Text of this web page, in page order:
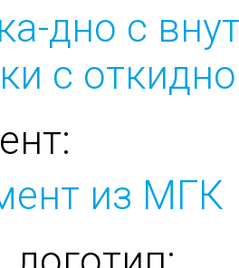
дно с
с
из МГК